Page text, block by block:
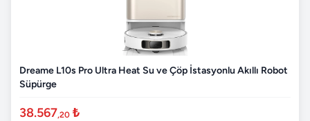
Dreame L10s Pro Ultra Heat Su ve Çöp İstasyonlu Akıllı Robot
Süpürge
38.567,20 ₺